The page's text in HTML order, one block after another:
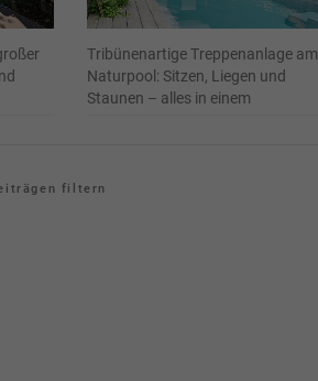
Tribünenartige Treppenanlage am
Naturpool: Sitzen, Liegen und
Staunen – alles in einem
filtern